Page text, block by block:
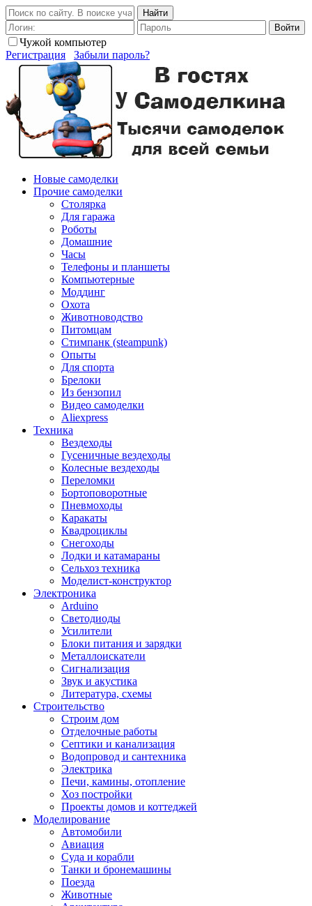
Найти
Войти
Чужой компьютер
Регистрация
Забыли пароль?
Новые самоделки
Прочие самоделки
Столярка
Для гаража
Роботы
Домашние
Часы
Телефоны и планшеты
Компьютерные
Моддинг
Охота
Животноводство
Питомцам
Стимпанк (steampunk)
Опыты
Для спорта
Брелоки
Из бензопил
Видео самоделки
Aliexpress
Техника
Вездеходы
Гусеничные вездеходы
Колесные вездеходы
Переломки
Бортоповоротные
Пневмоходы
Каракаты
Квадроциклы
Снегоходы
Лодки и катамараны
Сельхоз техника
Моделист-конструктор
Электроника
Arduino
Светодиоды
Усилители
Блоки питания и зарядки
Металлоискатели
Сигнализация
Звук и акустика
Литература, схемы
Строительство
Строим дом
Отделочные работы
Септики и канализация
Водопровод и сантехника
Электрика
Печи, камины, отопление
Хоз постройки
Проекты домов и коттеджей
Моделирование
Автомобили
Авиация
Суда и корабли
Танки и бронемашины
Поезда
Животные